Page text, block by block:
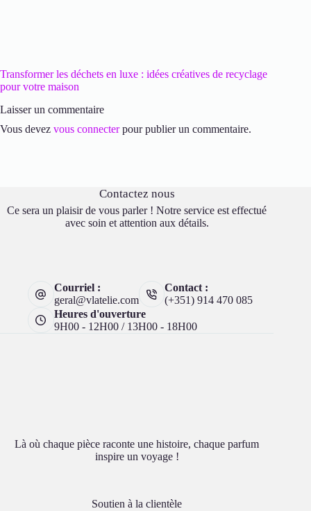
Transformer les déchets en luxe : idées créatives de recyclage
pour votre maison
Laisser un commentaire
Vous devez vous connecterpour publier un commentaire.
Contactez nous
Ce sera un plaisir de vous parler ! Notre service est effectué
avec soin et attention aux détails.
Courriel :
geral@vlatelie.com
Contact :
(+351) 914 470 085
Heures d'ouverture
9H00 - 12H00 / 13H00 - 18H00
Là où chaque pièce raconte une histoire, chaque parfum
inspire un voyage !
Soutien à la clientèle